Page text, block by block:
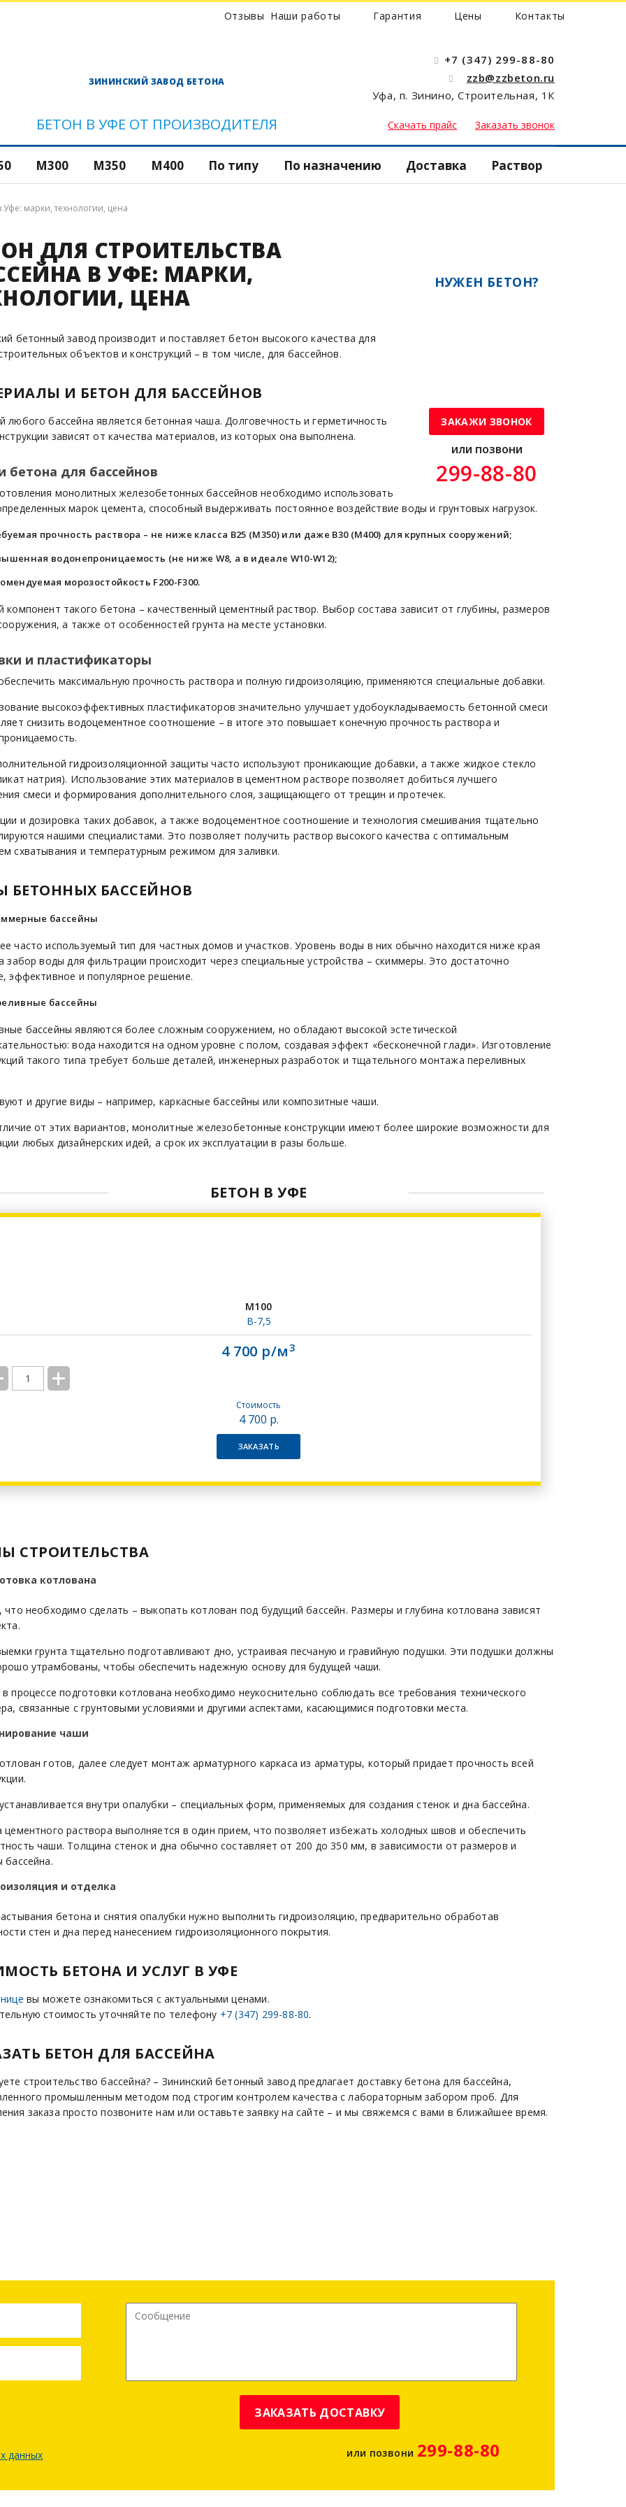
Отзывы Наши работы Гарантия Цены Контакты
ЗИНИНСКИЙ ЗАВОД БЕТОНА
БЕТОН В УФЕ ОТ ПРОИЗВОДИТЕЛЯ
+7 (347) 299-88-80
zzb@zzbeton.ru
Уфа, п. Зинино, Строительная, 1К
Скачать прайс Заказать звонок
М300 М350 М400 По типу
Товарный бетон
Тощий бетон
бетон
Керамзитобетон
Фибробетон
По назначению Доставка Раствор
Уфе: марки, технологии, цена
НУЖЕН БЕТОН?
ЗАКАЖИ ЗВОНОК
или позвони
299-88-80
ДЛЯ СТРОИТЕЛЬСТВА
В УФЕ: МАРКИ,
ЦЕНА
бетонный завод производит и поставляет бетон высокого качества для
объектов и конструкций – в том числе, для бассейнов.
И БЕТОН ДЛЯ БАССЕЙНОВ
любого бассейна является бетонная чаша. Долговечность и герметичность
зависят от качества материалов, из которых она выполнена.
бетона для бассейнов
монолитных железобетонных бассейнов необходимо использовать
марок цемента, способный выдерживать постоянное воздействие воды и грунтовых нагрузок.
прочность раствора – не ниже класса В25 (М350) или даже В30 (М400) для крупных сооружений;
водонепроницаемость (не ниже W8, а в идеале W10-W12);
морозостойкость F200-F300.
компонент такого бетона – качественный цементный раствор. Выбор состава зависит от глубины, размеров
а также от особенностей грунта на месте установки.
и пластификаторы
максимальную прочность раствора и полную гидроизоляцию, применяются специальные добавки.
высокоэффективных пластификаторов значительно улучшает удобоукладываемость бетонной смеси
снизить водоцементное соотношение – в итоге это повышает конечную прочность раствора и
гидроизоляционной защиты часто используют проникающие добавки, а также жидкое стекло
натрия). Использование этих материалов в цементном растворе позволяет добиться лучшего
смеси и формирования дополнительного слоя, защищающего от трещин и протечек.
и дозировка таких добавок, а также водоцементное соотношение и технология смешивания тщательно
нашими специалистами. Это позволяет получить раствор высокого качества с оптимальным
схватывания и температурным режимом для заливки.
БЕТОННЫХ БАССЕЙНОВ
бассейны
часто используемый тип для частных домов и участков. Уровень воды в них обычно находится ниже края
забор воды для фильтрации происходит через специальные устройства – скиммеры. Это достаточно
эффективное и популярное решение.
бассейны
бассейны являются более сложным сооружением, но обладают высокой эстетической
вода находится на одном уровне с полом, создавая эффект «бесконечной глади». Изготовление
такого типа требует больше деталей, инженерных разработок и тщательного монтажа переливных
и другие виды – например, каркасные бассейны или композитные чаши.
от этих вариантов, монолитные железобетонные конструкции имеют более широкие возможности для
любых дизайнерских идей, а срок их эксплуатации в разы больше.
БЕТОН В УФЕ
М100
В-7,5
4 700 р/м3
Стоимость
4 700 р.
ЗАКАЗАТЬ
СТРОИТЕЛЬСТВА
котлована
что необходимо сделать – выкопать котлован под будущий бассейн. Размеры и глубина котлована зависят
грунта тщательно подготавливают дно, устраивая песчаную и гравийную подушки. Эти подушки должны
утрамбованы, чтобы обеспечить надежную основу для будущей чаши.
в процессе подготовки котлована необходимо неукоснительно соблюдать все требования технического
связанные с грунтовыми условиями и другими аспектами, касающимися подготовки места.
чаши
готов, далее следует монтаж арматурного каркаса из арматуры, который придает прочность всей
внутри опалубки – специальных форм, применяемых для создания стенок и дна бассейна.
цементного раствора выполняется в один прием, что позволяет избежать холодных швов и обеспечить
чаши. Толщина стенок и дна обычно составляет от 200 до 350 мм, в зависимости от размеров и
бассейна.
и отделка
бетона и снятия опалубки нужно выполнить гидроизоляцию, предварительно обработав
стен и дна перед нанесением гидроизоляционного покрытия.
БЕТОНА И УСЛУГ В УФЕ
вы можете ознакомиться с актуальными ценами.
стоимость уточняйте по телефону +7 (347) 299-88-80.
БЕТОН ДЛЯ БАССЕЙНА
строительство бассейна? – Зининский бетонный завод предлагает доставку бетона для бассейна,
промышленным методом под строгим контролем качества с лабораторным забором проб. Для
заказа просто позвоните нам или оставьте заявку на сайте – и мы свяжемся с вами в ближайшее время.
ЗАКАЗАТЬ ДОСТАВКУ
данных или позвони 299-88-80